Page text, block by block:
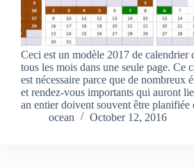
Ceci est un modèle 2017 de calendrier
tous les mois dans une seule page. Ce
est nécessaire parce que de nombreux
et rendez-vous importants qui auront
an entier doivent souvent être
ocean
October 12, 2016